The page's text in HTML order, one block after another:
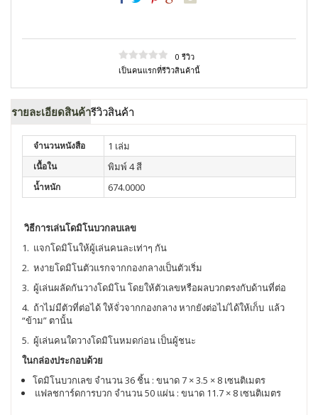
0 รีวิว
เป็นคนแรกที่รีวิวสินค้านี้
รายละเอียดสินค้ารีวิวสินค้า
จำนวนหนังสือ 1 เล่ม
เนื้อใน พิมพ์ 4 สี
น้ำหนัก 674.0000
วิธีการเล่นโดมิโนบวกลบเลข
1. แจกโดมิโนให้ผู้เล่นคนละเท่าๆ กัน
2. หงายโดมิโนตัวแรกจากกองกลางเป็นตัวเริ่ม
3. ผู้เล่นผลัดกันวางโดมิโน โดยให้ตัวเลขหรือผลบวกตรงกับด้านที่ต่อ
4. ถ้าไม่มีตัวที่ต่อได้ ให้จั่วจากกองกลาง หากยังต่อไม่ได้ให้เก็บ แล้ว
“ข้าม” ตานั้น
5. ผู้เล่นคนใดวางโดมิโนหมดก่อน เป็นผู้ชนะ
ในกล่องประกอบด้วย
โดมิโนบวกเลข จำนวน 36 ชิ้น : ขนาด 7 × 3.5 × 8 เซนติเมตร
แฟลชการ์ดการบวก จำนวน 50 แผ่น : ขนาด 11.7 × 8 เซนติเมตร